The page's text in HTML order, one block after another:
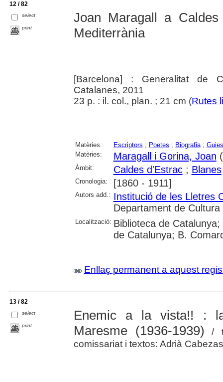
12 / 82
select
print
Joan Maragall a
Mediterrània
[Barcelona] : Generalitat de
Catalanes, 2011
23 p. : il. col., plan. ; 21 cm (Rutes
Matèries: Escriptors ; Poetes ; Biografia;
Matèries:
Maragall i Gorina, Joan
Àmbit: Caldes d'Estrac; Blanes
Cronologia: [1860 - 1911]
Autors add.: Institució de les Lletres
Departament de Cultura
Localització: Biblioteca de
de Catalunya; B.
Enllaç permanent a aquest
13 / 82
select
print
Enemic a la vista!! :
Maresme (1936-1939) /
comissariat i textos: Adrià